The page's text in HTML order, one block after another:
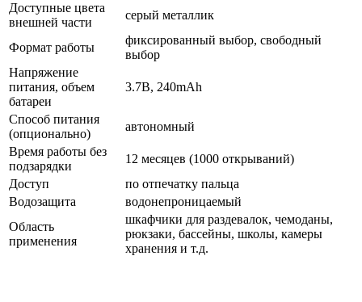
Доступные цвета
внешней части
серый металлик
Формат работы
фиксированный выбор, свободный
выбор
Напряжение
питания, объем
батареи
3.7В, 240mAh
Способ питания
(опционально)
автономный
Время работы без
подзарядки
12 месяцев (1000 открываний)
Доступ
по отпечатку пальца
Водозащита
водонепроницаемый
Область
применения
шкафчики для раздевалок, чемоданы,
рюкзаки, бассейны, школы, камеры
хранения и т.д.